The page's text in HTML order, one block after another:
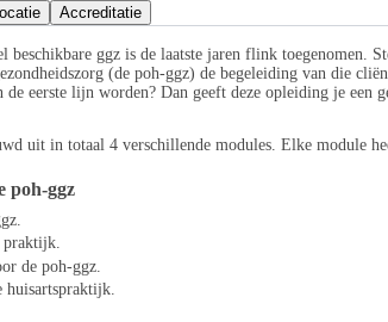
Accreditatie
beschikbare ggz is de laatste jaren flink toegenomen.
(de poh-ggz) de begeleiding van die
eerste lijn worden? Dan geeft deze opleiding je een
uit in totaal 4 verschillende modules. Elke module
poh-ggz
praktijk.
de poh-ggz.
huisartspraktijk.